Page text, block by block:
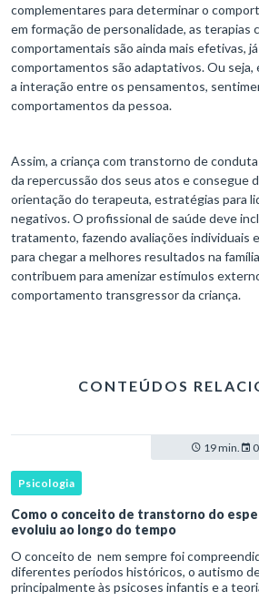
complementares para determinar o
em formação de personalidade, as terapias
comportamentais são ainda mais efetivas,
comportamentos são adaptativos. Ou seja,
a interação entre os pensamentos,
comportamentos da pessoa.
Assim, a criança com transtorno de
da repercussão dos seus atos e consegue
orientação do terapeuta, estratégias para
negativos. O profissional de saúde deve
tratamento, fazendo avaliações individuais
para chegar a melhores resultados na
contribuem para amenizar estímulos
comportamento transgressor da criança.
CONTEÚDOS
19 min.
Psicologia
Como o conceito de transtorno do
evoluiu ao longo do tempo
O conceito de nem sempre foi
diferentes períodos históricos, o autismo
principalmente às psicoses infantis e a